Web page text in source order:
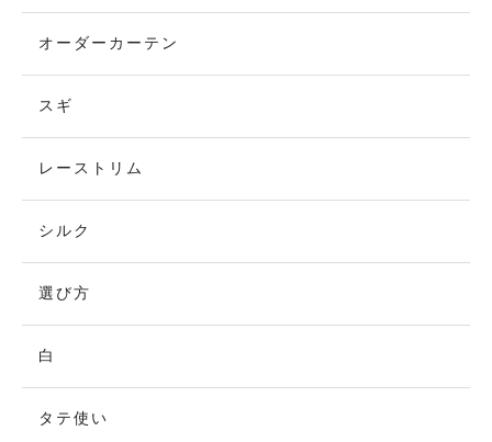
オーダーカーテン
スギ
レーストリム
シルク
選び方
白
タテ使い